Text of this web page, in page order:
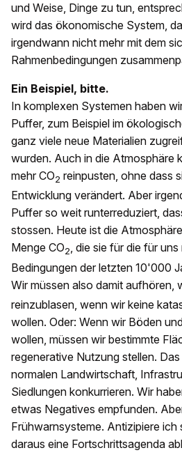
und Weise, Dinge zu tun,
wird das ökonomische System,
irgendwann nicht mehr mit dem
Rahmenbedingungen
Ein Beispiel, bitte.
In komplexen Systemen haben
Puffer, zum Beispiel im
ganz viele neue Materialien
wurden. Auch in die Atmosphäre
mehr CO2 reinpusten, ohne dass
Entwicklung verändert. Aber
Puffer so weit runterreduziert,
stossen. Heute ist die
Menge CO2, die sie für die für
Bedingungen der letzten 10'000
Wir müssen also damit aufhören,
reinzublasen, wenn wir keine
wollen. Oder: Wenn wir Böden
wollen, müssen wir bestimmte
regenerative Nutzung stellen.
normalen Landwirtschaft,
Siedlungen konkurrieren. Wir
etwas Negatives empfunden.
Frühwarnsysteme. Antizipiere ich
daraus eine Fortschrittsagenda